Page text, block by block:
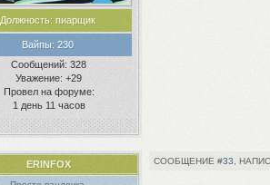
Должность:пиарщик
Вайпы:230
Сообщений: 328
Уважение: +29
Провел на форуме:
1 день 11 часов
33
ERINFOX